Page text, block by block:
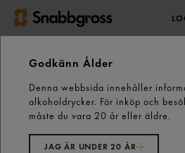
Start Kall dryck
Läsk
Exotic Zero Läsk Burk 33cl Fanta
Godkänn Ålder
Denna webbsida innehåller
alkoholdrycker. För inköp och
måste du vara 20 år eller äldre.
JAG ÄR UNDER 20 ÅR